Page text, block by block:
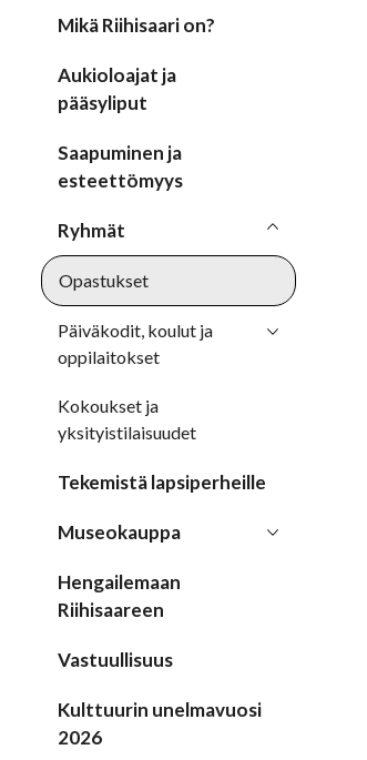
Mikä Riihisaari on?
Aukioloajat ja
pääsyliput
Saapuminen ja
esteettömyys
Ryhmät
Opastukset
Päiväkodit, koulut ja
oppilaitokset
Kokoukset ja
yksityistilaisuudet
Tekemistä lapsiperheille
Museokauppa
Hengailemaan
Riihisaareen
Vastuullisuus
Kulttuurin unelmavuosi
2026